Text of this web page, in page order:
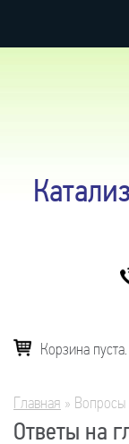
Корзина пуста.
Вы здесь
Главная » Вопросы
Ответы на